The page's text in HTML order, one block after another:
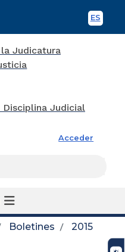
ES
Acceder
Boletines
2015